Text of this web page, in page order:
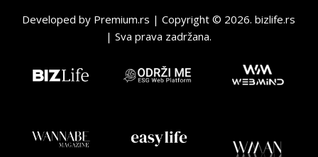
Developed by Premium.rs | Copyright © 2026.bizlife.rs
| Sva prava zadržana.